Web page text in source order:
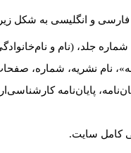
فارسی و انگلیسی به شکل
جلد، (نام و
نام نشریه، شماره،
پایان‌نامه
کامل سایت.